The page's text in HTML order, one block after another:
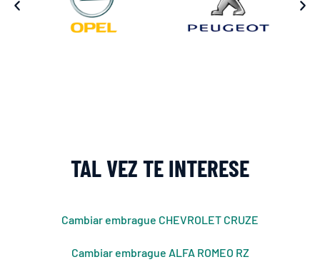
TAL VEZ TE INTERESE
Cambiar embrague CHEVROLET CRUZE
Cambiar embrague ALFA ROMEO RZ